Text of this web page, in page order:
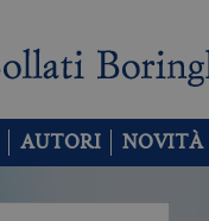
AUTORI NOVITÀ